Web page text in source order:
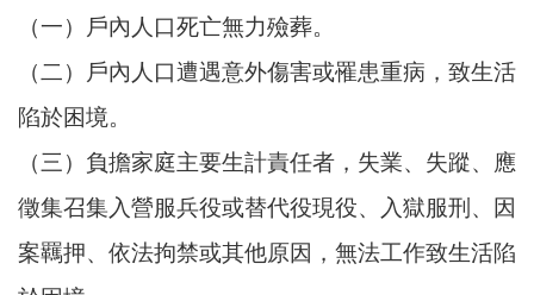
竹
區
介
紹
訊
息
公
告
生
（一）戶內人口死亡無力殮葬。
（二）戶內人口遭遇意外傷害或罹患重病，致生活
陷於困境。
（三）負擔家庭主要生計責任者，失業、失蹤、應
徵集召集入營服兵役或替代役現役、入獄服刑、因
案羈押、依法拘禁或其他原因，無法工作致生活陷